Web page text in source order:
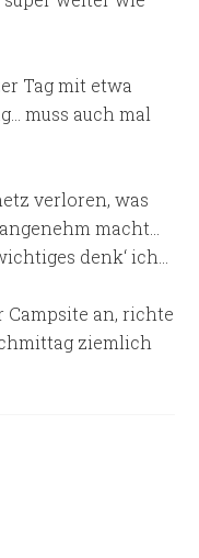
Tag mit etwa
muss auch mal
verloren, was
macht…
denk‘ ich…
Campsite an, richte
ziemlich